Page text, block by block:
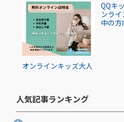
オンラインキッズ大人
QQキ
ンラ
中の方
人気記事ランキング​